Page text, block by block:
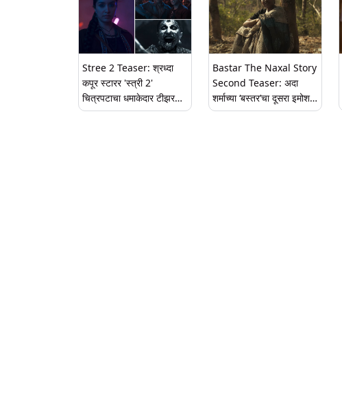
Stree 2 Teaser: श्रध्दा
कपूर स्टारर 'स्त्री 2'
चित्रपटाचा धमाकेदार टीझर
रिलीज, प्रेक्षकांची उत्कंठा शिगेला
Bastar The Naxal Story
Second Teaser: अदा
शर्माच्या ‘बस्तर’चा दूसरा इमोशनल
टीझर प्रदर्शित